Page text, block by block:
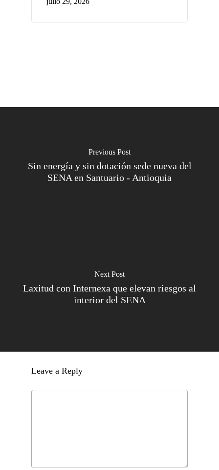
Previous Post
Sin energía y sin dotación sede nueva del
SENA en Santuario - Antioquia
Next Post
Laxitud con Internexa que elevan riesgos al
interior del SENA
Leave a Reply